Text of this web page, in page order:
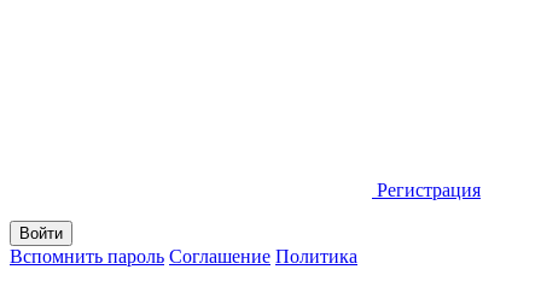
Регистрация
Вспомнить пароль Соглашение Политика